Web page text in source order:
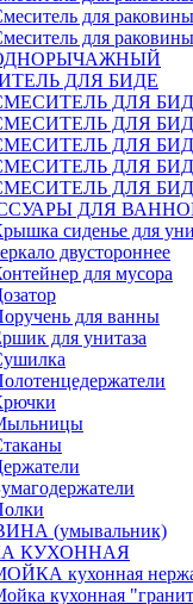
для
для раковины
ДЛЯ БИДЕ
ДЛЯ
ДЛЯ БИДЕ
ДЛЯ БИДЕ
ДЛЯ БИДЕ
ДЛЯ
ДЛЯ
сиденье для
двустороннее
для мусора
для ванны
для унитаза
(умывальник)
КУХОННАЯ
кухонная
кухонная